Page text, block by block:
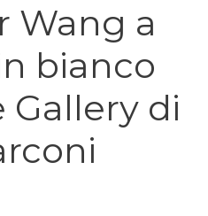
Wang a
bianco
Gallery di